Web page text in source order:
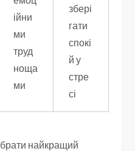
ійни
ми
труд
ноща
ми
збері
гати
спокі
й у
стре
сі
найкращий